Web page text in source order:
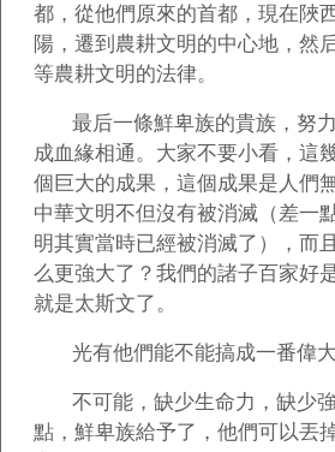
都，從他們原來的首都，現在陜
陽，遷到農耕文明的中心地，然
等農耕文明的法律。
最后一條鮮卑族的貴族，努
成血緣相通。大家不要小看，這
個巨大的成果，這個成果是人們
中華文明不但沒有被消滅（差一
明其實當時已經被消滅了），而
么更強大了？我們的諸子百家好
就是太斯文了。
光有他們能不能搞成一番偉
不可能，缺少生命力，缺少
點，鮮卑族給予了，他們可以丟